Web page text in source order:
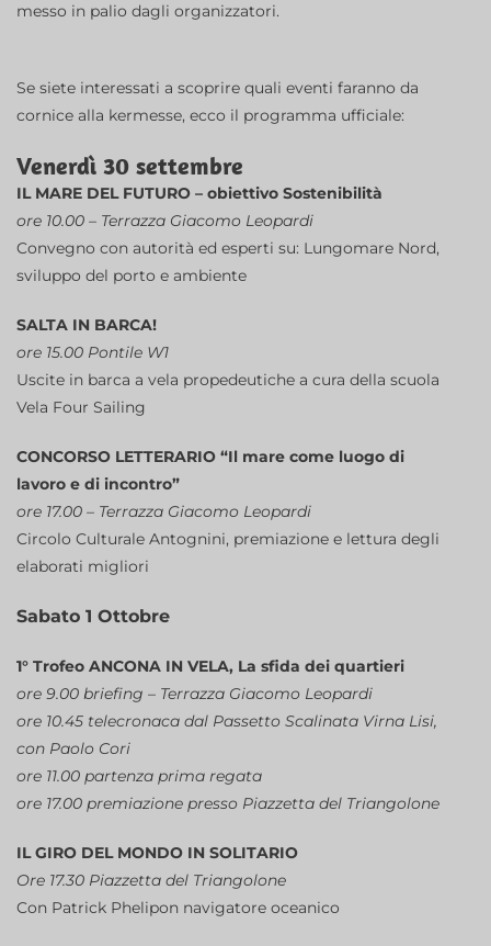
messo in palio dagli organizzatori.
Se siete interessati a scoprire quali eventi faranno da
cornice alla kermesse, ecco il programma ufficiale:
Venerdì 30 settembre
IL MARE DEL FUTURO – obiettivo Sostenibilità
ore 10.00 – Terrazza Giacomo Leopardi
Convegno con autorità ed esperti su: Lungomare Nord,
sviluppo del porto e ambiente
SALTA IN BARCA!
ore 15.00 Pontile W1
Uscite in barca a vela propedeutiche a cura della scuola
Vela Four Sailing
CONCORSO LETTERARIO “Il mare come luogo di
lavoro e di incontro”
ore 17.00 – Terrazza Giacomo Leopardi
Circolo Culturale Antognini, premiazione e lettura degli
elaborati migliori
Sabato 1 Ottobre
1° Trofeo ANCONA IN VELA, La sfida dei quartieri
ore 9.00 briefing – Terrazza Giacomo Leopardi
ore 10.45 telecronaca dal Passetto Scalinata Virna Lisi,
con Paolo Cori
ore 11.00 partenza prima regata
ore 17.00 premiazione presso Piazzetta del Triangolone
IL GIRO DEL MONDO IN SOLITARIO
Ore 17.30 Piazzetta del Triangolone
Con Patrick Phelipon navigatore oceanico